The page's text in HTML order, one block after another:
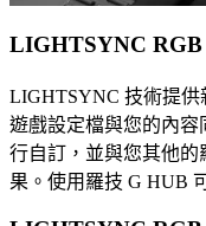
LIGHTSYNC RGB
LIGHTSYNC 技術提
遊戲設定檔與您的內容
行自訂，並與您其他的
果。使用羅技 G HUB